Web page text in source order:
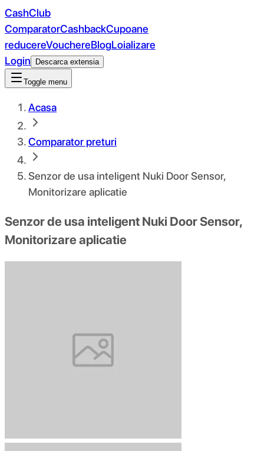
CashClub
ComparatorCashbackCupoane
reducereVouchereBlogLoializare
Login
Descarca extensia
Toggle menu
Acasa
Comparator preturi
Senzor de usa inteligent Nuki Door Sensor,
Monitorizare aplicatie
Senzor de usa inteligent Nuki Door Sensor,
Monitorizare aplicatie